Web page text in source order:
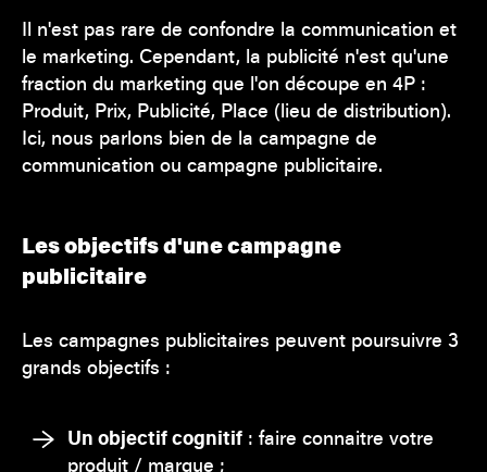
Il n'est pas rare de confondre la communication et
le marketing. Cependant, la publicité n'est qu'une
fraction du marketing que l'on découpe en 4P :
Produit, Prix, Publicité, Place (lieu de distribution).
Ici, nous parlons bien de la campagne de
communication ou campagne publicitaire.
Les objectifs d'une campagne
publicitaire
Les campagnes publicitaires peuvent poursuivre 3
grands objectifs :
Un objectif cognitif : faire connaitre votre
produit / marque ;